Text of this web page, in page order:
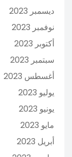
ديسمبر 2023
نوفمبر 2023
أكتوبر 2023
سبتمبر 2023
أغسطس 2023
يوليو 2023
يونيو 2023
مايو 2023
أبريل 2023